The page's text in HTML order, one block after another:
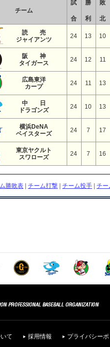
チーム
試
合
勝
利
敗
北
読 売
ジャイアンツ
24 13 10
阪 神
タイガース
24 12 11
広島東洋
カープ
24 11 13
中 日
ドラゴンズ
24 10 13
横浜DeNA
ベイスターズ
24 7 17
東京ヤクルト
スワローズ
24 7 16
勝敗表 チーム打撃 チーム投手 チー
て 採用情報 プライバシー